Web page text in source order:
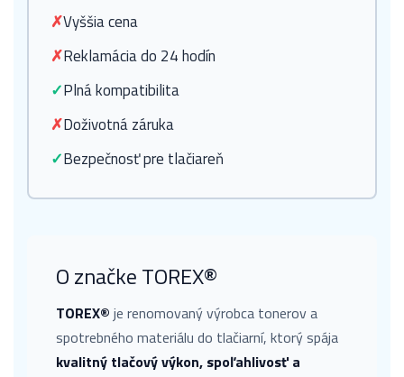
✗Vyššia cena
✗Reklamácia do 24 hodín
✓Plná kompatibilita
✗Doživotná záruka
✓Bezpečnosť pre tlačiareň
O značke TOREX®
TOREX® je renomovaný výrobca tonerov a
spotrebného materiálu do tlačiarní, ktorý spája
kvalitný tlačový výkon, spoľahlivosť a